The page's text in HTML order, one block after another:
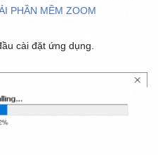
PHẦN MỀM ZOOM
cài đặt ứng dụng.